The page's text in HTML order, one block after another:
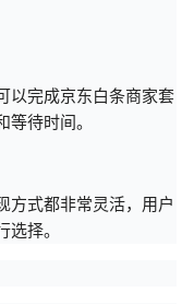
以完成京东白条商家套
待时间。
方式都非常灵活，用户
择。